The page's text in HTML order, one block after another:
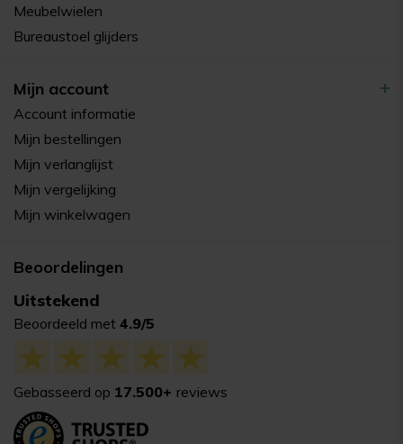
Meubelwielen
Bureaustoel glijders
Mijn account
Account informatie
Mijn bestellingen
Mijn verlanglijst
Mijn vergelijking
Mijn winkelwagen
Beoordelingen
Uitstekend
Beoordeeld met 4.9/5
Gebasseerd op 17.500+ reviews